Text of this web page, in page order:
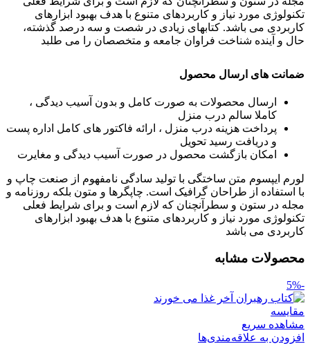
تکنولوژی مورد نیاز و کاربردهای متنوع با هدف بهبود ابزارهای
کاربردی می باشد. کتابهای زیادی در شصت و سه درصد گذشته،
حال و آینده شناخت فراوان جامعه و متخصصان را می طلبد
ضمانت های ارسال محصول
ارسال محصولات به صورت کامل و بدون آسیب دیدگی ،
کاملا سالم درب منزل
پرداخت هزینه درب منزل ، ارائه فاکتور های کامل اداره پست
و دریافت رسید تحویل
امکان بازگشت محصول در صورت آسیب دیدگی و مغایرت
لورم ایپسوم متن ساختگی با تولید سادگی نامفهوم از صنعت چاپ و
با استفاده از طراحان گرافیک است. چاپگرها و متون بلکه روزنامه و
مجله در ستون و سطرآنچنان که لازم است و برای شرایط فعلی
تکنولوژی مورد نیاز و کاربردهای متنوع با هدف بهبود ابزارهای
کاربردی می باشد
محصولات مشابه
-5%
مقایسه
مشاهده سریع
افزودن به علاقه‌مندی‌ها